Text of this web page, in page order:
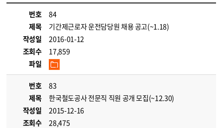
번호
84
제목
기간제근로자 운전담당원 채용 공고(~1.18)
작성일
2016-01-12
조회수
17,859
파일
번호
83
제목
한국철도공사 전문직 직원 공개 모집(~12.30)
작성일
2015-12-16
조회수
28,475